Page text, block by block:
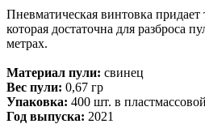
Пневматическая винтовка придает
которая достаточна для разброса
метрах.
Материал пули: свинец
Вес пули: 0,67 гр
Упаковка: 400 шт. в
Год выпуска: 2021